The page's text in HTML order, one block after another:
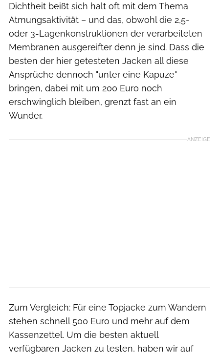
Dichtheit beißt sich halt oft mit dem Thema
Atmungsaktivität – und das, obwohl die 2,5-
oder 3-Lagenkonstruktionen der verarbeiteten
Membranen ausgereifter denn je sind. Dass die
besten der hier getesteten Jacken all diese
Ansprüche dennoch "unter eine Kapuze"
bringen, dabei mit um 200 Euro noch
erschwinglich bleiben, grenzt fast an ein
Wunder.
ANZEIGE
Zum Vergleich: Für eine Topjacke zum Wandern
stehen schnell 500 Euro und mehr auf dem
Kassenzettel. Um die besten aktuell
verfügbaren Jacken zu testen, haben wir auf